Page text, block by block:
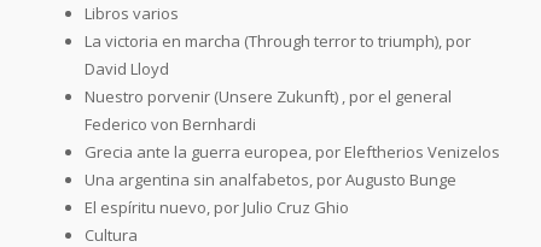
Libros varios
La victoria en marcha (Through terror to triumph), por
David Lloyd
Nuestro porvenir (Unsere Zukunft) , por el general
Federico von Bernhardi
Grecia ante la guerra europea, por Eleftherios Venizelos
Una argentina sin analfabetos, por Augusto Bunge
El espíritu nuevo, por Julio Cruz Ghio
Cultura